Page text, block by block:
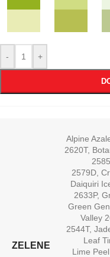
- +
ZELENE
Alpine
2620T,
2579D
Daiquiri
2633P,
Green
Valley
2544T,
Leaf
Lime